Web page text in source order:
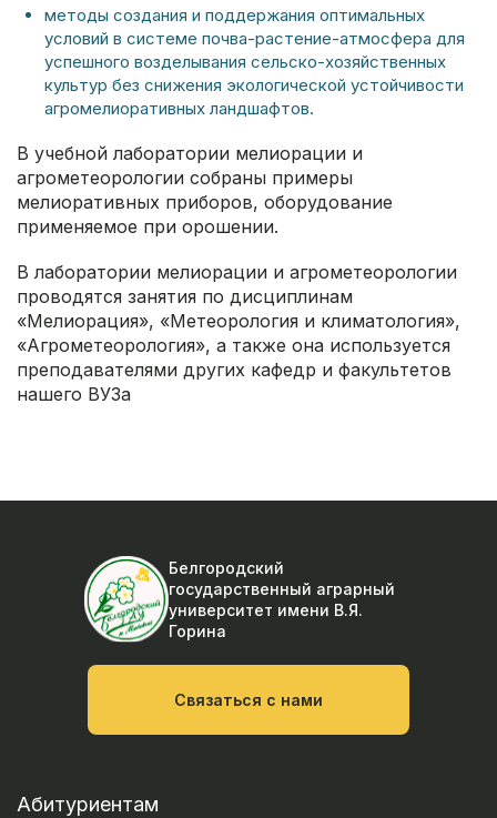
методы создания и поддержания оптимальных
условий в системе почва-растение-атмосфера для
успешного возделывания сельско-хозяйственных
культур без снижения экологической устойчивости
агромелиоративных ландшафтов.
В учебной лаборатории мелиорации и
агрометеорологии собраны примеры
мелиоративных приборов, оборудование
применяемое при орошении.
В лаборатории мелиорации и агрометеорологии
проводятся занятия по дисциплинам
«Мелиорация», «Метеорология и климатология»,
«Агрометеорология», а также она используется
преподавателями других кафедр и факультетов
нашего ВУЗа
Белгородский
государственный аграрный
университет имени В.Я.
Горина
Связаться с нами
Абитуриентам